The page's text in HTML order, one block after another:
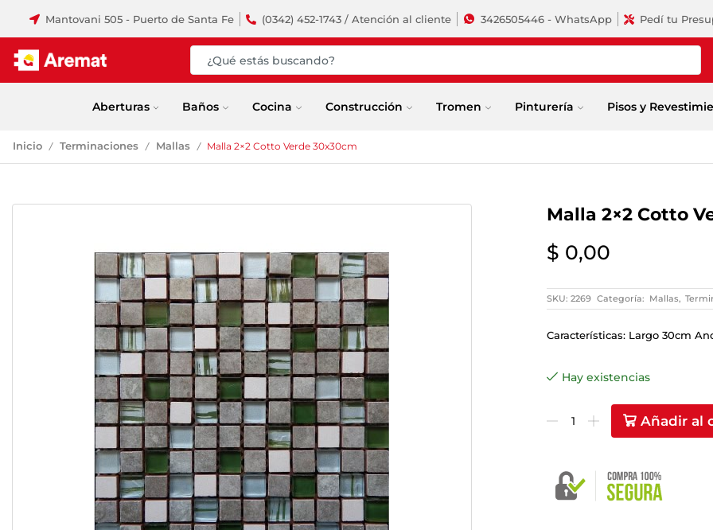
Mantovani 505 - Puerto de Santa Fe (0342) 452-1743 / Atención al cliente 3426505446 - WhatsApp Pedí tu
Aberturas Baños Cocina Construcción Tromen Pinturería Pisos y
Inicio / Terminaciones / Mallas / Malla 2×2 Cotto Verde 30x30cm
Malla 2×2 Cotto
$ 0,00
SKU: 2269 Categoría: Mallas,
Características: Largo 30cm
Hay existencias
Añadir al